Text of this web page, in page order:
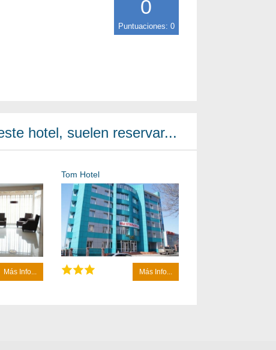
0
Puntuaciones: 0
hotel, suelen reservar...
Más Info...
Tom Hotel
Más Info...